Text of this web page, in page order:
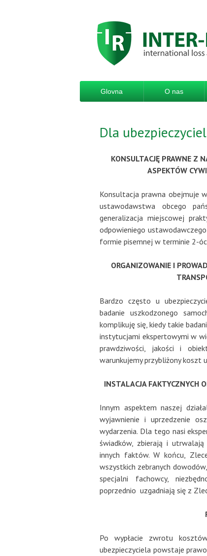
Glovna O nas
Dla
KONSULTACJĘ PRAWNE Z
ASPEKTÓW
Konsultacja prawna obejmuje
ustawodawstwa obcego
generalizacja miejscowej
odpowieniego
formie pisemnej w terminie 2-
ORGANIZOWANIE I
Bardzo często u
badanie uszkodzonego
komplikuję się, kiedy takie
instytucjami ekspertowymi w
prawdziwości, jakości i
warunkujemy przybliżony koszt
INSTALACJA FAKTYCZNYCH
Innym aspektem naszej
wyjawnienie i uprzedzenie
wydarzenia. Dla tego nasi
świadków, zbierają i
innych faktów. W końcu,
wszystkich zebranych
specjalni fachowcy,
poprzednio uzgadniają się z
Po wypłacie zwrotu
ubezpieczyciela powstaje